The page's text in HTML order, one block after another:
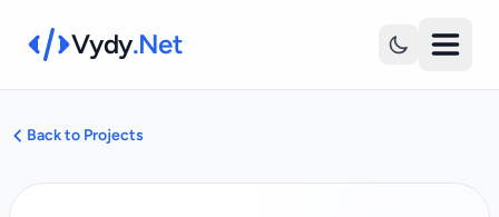
Vydy.Net
Back to Projects